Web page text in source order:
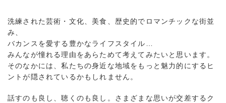
洗練された芸術・文化、美食、歴史的でロマンチックな街並
み、
バカンスを愛する豊かなライフスタイル…
みんなが憧れる理由をあらためて考えてみたいと思います。
そのなかには、私たちの身近な地域をもっと魅力的にするヒ
ントが隠されているかもしれません。
話すのも良し、聴くのも良し。さまざまな思いが交差するク